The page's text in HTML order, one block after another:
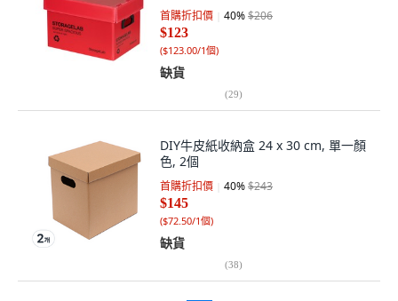
首購折扣價 40%$206
$123
($123.00/1個)
缺貨
(29)
DIY牛皮紙收納盒 24 x 30 cm, 單一顏
色, 2個
首購折扣價 40%$243
$145
($72.50/1個)
缺貨
(38)